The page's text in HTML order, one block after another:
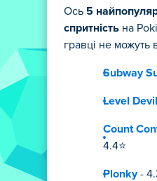
Ось 5
спритність на
гравці не можуть
Subway
Level Devil
Count
4.4⭐
Plonky-